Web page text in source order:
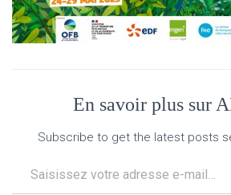
En savoir plus sur
Subscribe to get the latest posts